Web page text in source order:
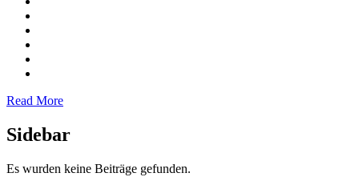
Read More
Sidebar
Es wurden keine Beiträge gefunden.